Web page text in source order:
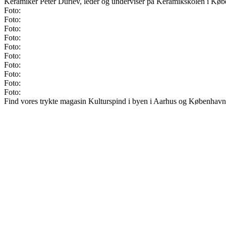
Foto:
Foto:
Foto:
Foto:
Foto:
Foto:
Foto:
Foto:
Foto:
Foto:
Find vores trykte magasin Kulturspind i byen i Aarhus og København